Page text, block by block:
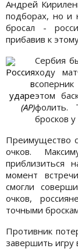
Андрей
подборах, но и
бросал -
прибавив к
Россия
в
ударе
(АР)
Сербия
ходу
этом
фолить.
бросков
Преимущество
очков.
приблизиться
момент
смогли
очков,
точными
Противник
завершить игру